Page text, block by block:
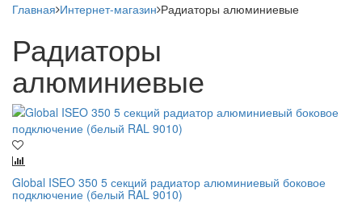
Главная Интернет-магазин Радиаторы алюминиевые
Радиаторы
алюминиевые
Global ISEO 350 5 секций радиатор алюминиевый боковое
подключение (белый RAL 9010)